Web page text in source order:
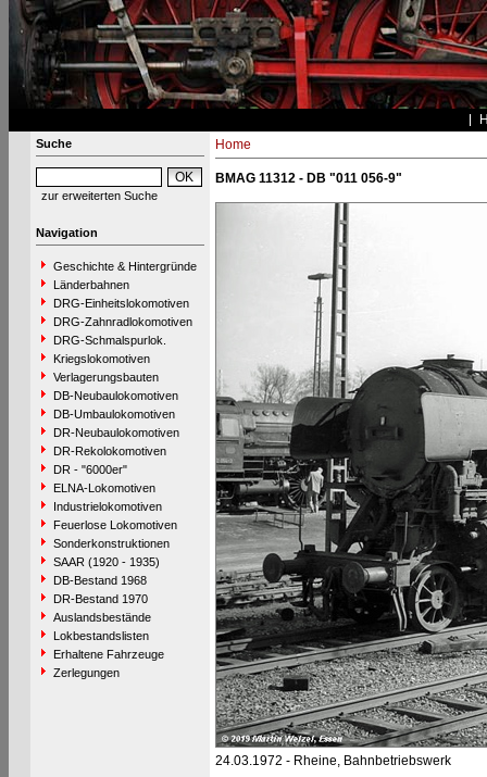
Suche
zur erweiterten Suche
Navigation
Geschichte & Hintergründe
Länderbahnen
DRG-Einheitslokomotiven
DRG-Zahnradlokomotiven
DRG-Schmalspurlok.
Kriegslokomotiven
Verlagerungsbauten
DB-Neubaulokomotiven
DB-Umbaulokomotiven
DR-Neubaulokomotiven
DR-Rekolokomotiven
DR - "6000er"
ELNA-Lokomotiven
Industrielokomotiven
Feuerlose Lokomotiven
Sonderkonstruktionen
SAAR (1920 - 1935)
DB-Bestand 1968
DR-Bestand 1970
Auslandsbestände
Lokbestandslisten
Erhaltene Fahrzeuge
Zerlegungen
Home
BMAG 11312 - DB "011 056-9"
24.03.1972 - Rheine, Bahnbetriebswerk